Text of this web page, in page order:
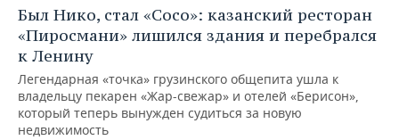
Был Нико, стал «Сосо»: казанский ресторан
«Пиросмани» лишился здания и перебрался
к Ленину
Легендарная «точка» грузинского общепита ушла к
владельцу пекарен «Жар-свежар» и отелей «Берисон»,
который теперь вынужден судиться за новую
недвижимость